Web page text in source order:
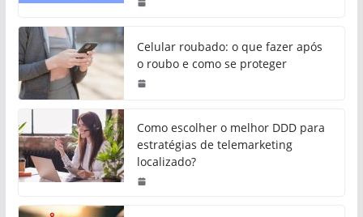
Celular roubado: o que fazer após
o roubo e como se proteger
Como escolher o melhor DDD para
estratégias de telemarketing
localizado?